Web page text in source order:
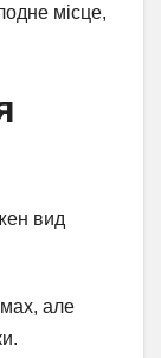
місце,
вид
але